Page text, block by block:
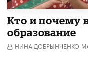
Кто и почему
образование
НИНА ДОБРЫНЧЕНКО-